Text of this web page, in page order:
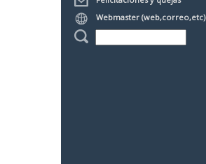
Webmaster (web,correo,etc)